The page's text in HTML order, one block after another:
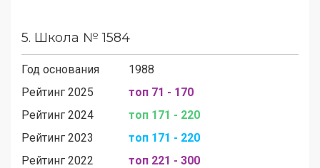
5. Школа № 1584
Год основания
1988
Рейтинг 2025
топ 71 - 170
Рейтинг 2024
топ 171 - 220
Рейтинг 2023
топ 171 - 220
Рейтинг 2022
топ 221 - 300